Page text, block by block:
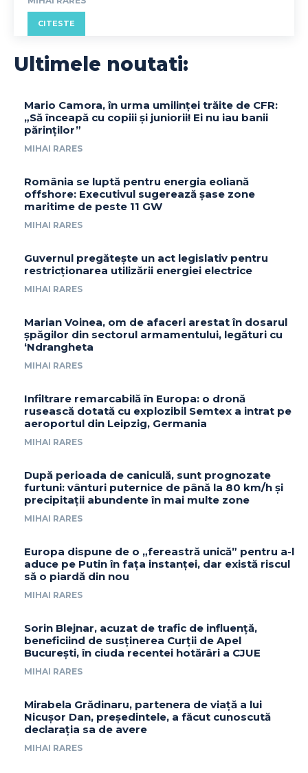
CITESTE
Ultimele noutati:
Mario Camora, în urma umilinței trăite de CFR:
„Să înceapă cu copiii și juniorii! Ei nu iau banii
părinților”
MIHAI RARES
România se luptă pentru energia eoliană
offshore: Executivul sugerează șase zone
maritime de peste 11 GW
MIHAI RARES
Guvernul pregătește un act legislativ pentru
restricționarea utilizării energiei electrice
MIHAI RARES
Marian Voinea, om de afaceri arestat în dosarul
șpăgilor din sectorul armamentului, legături cu
‘Ndrangheta
MIHAI RARES
Infiltrare remarcabilă în Europa: o dronă
rusească dotată cu explozibil Semtex a intrat pe
aeroportul din Leipzig, Germania
MIHAI RARES
După perioada de caniculă, sunt prognozate
furtuni: vânturi puternice de până la 80 km/h și
precipitații abundente în mai multe zone
MIHAI RARES
Europa dispune de o „fereastră unică” pentru a-l
aduce pe Putin în fața instanței, dar există riscul
să o piardă din nou
MIHAI RARES
Sorin Blejnar, acuzat de trafic de influență,
beneficiind de susținerea Curții de Apel
București, în ciuda recentei hotărâri a CJUE
MIHAI RARES
Mirabela Grădinaru, partenera de viață a lui
Nicușor Dan, președintele, a făcut cunoscută
declarația sa de avere
MIHAI RARES